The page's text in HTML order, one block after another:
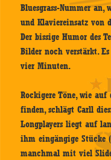
Bluesgrass-Nummer
und Klaviereinsatz von
Der bissige Humor des
Bilder noch verstärkt.
vier Minuten.
Rockigere Töne, wie
finden, schlägt Carll
Longplayers liegt auf
ihm eingängige Stücke
manchmal mit viel